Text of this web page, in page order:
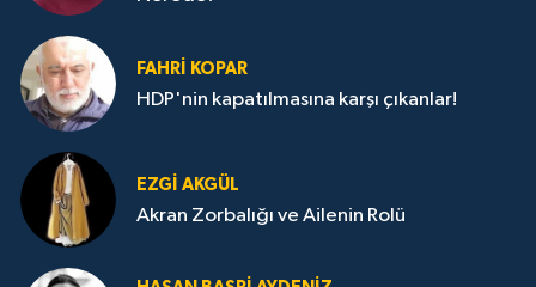
FAHRI KOPAR
HDP'nin kapatılmasına karşı çıkanlar!
EZGI AKGÜL
Akran Zorbalığı ve Ailenin Rolü